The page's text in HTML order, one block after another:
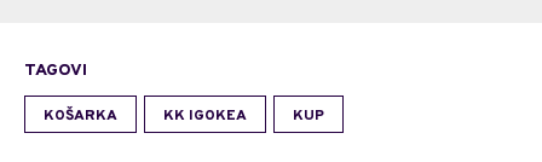
TAGOVI
KOŠARKA KK IGOKEA KUP